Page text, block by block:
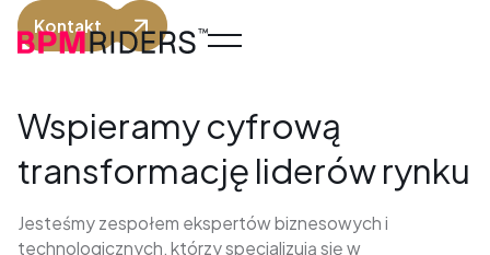
O nas
Produkty
Aplikacje low-code / no-code
e-Doręczenia
Krajowy System e-Faktur
Kontakt
Wspieramy cyfrową
transformację liderów rynku
Jesteśmy zespołem ekspertów biznesowych i
technologicznych, którzy specjalizują się w